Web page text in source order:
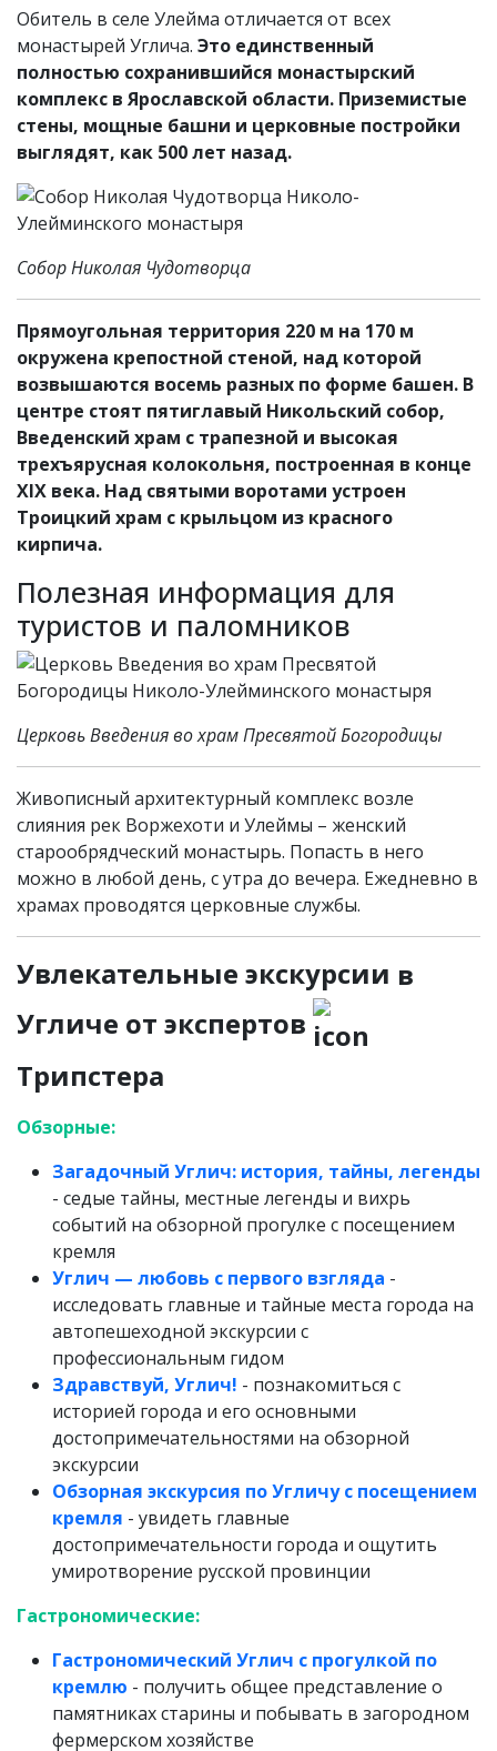
Обитель в селе Улейма отличается от всех
монастырей Углича. Это единственный
полностью сохранившийся монастырский
комплекс в Ярославской области. Приземистые
стены, мощные башни и церковные постройки
выглядят, как 500 лет назад.
Собор Николая Чудотворца
Прямоугольная территория 220 м на 170 м
окружена крепостной стеной, над которой
возвышаются восемь разных по форме башен. В
центре стоят пятиглавый Никольский собор,
Введенский храм с трапезной и высокая
трехъярусная колокольня, построенная в конце
XIX века. Над святыми воротами устроен
Троицкий храм с крыльцом из красного
кирпича.
Полезная информация для
туристов и паломников
Церковь Введения во храм Пресвятой Богородицы
Живописный архитектурный комплекс возле
слияния рек Воржехоти и Улеймы – женский
старообрядческий монастырь. Попасть в него
можно в любой день, с утра до вечера. Ежедневно в
храмах проводятся церковные службы.
Увлекательные экскурсии в
Угличе от экспертов
Трипстера
Обзорные:
Загадочный Углич: история, тайны, легенды
- седые тайны, местные легенды и вихрь
событий на обзорной прогулке с посещением
кремля
Углич — любовь с первого взгляда -
исследовать главные и тайные места города на
автопешеходной экскурсии с
профессиональным гидом
Здравствуй, Углич! - познакомиться с
историей города и его основными
достопримечательностями на обзорной
экскурсии
Обзорная экскурсия по Угличу с посещением
кремля - увидеть главные
достопримечательности города и ощутить
умиротворение русской провинции
Гастрономические:
Гастрономический Углич с прогулкой по
кремлю - получить общее представление о
памятниках старины и побывать в загородном
фермерском хозяйстве